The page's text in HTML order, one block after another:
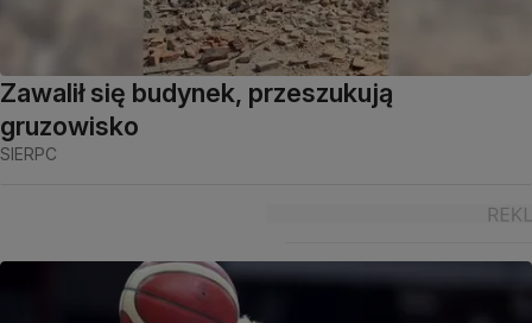
Zawalił się budynek, przeszukują
gruzowisko
SIERPC